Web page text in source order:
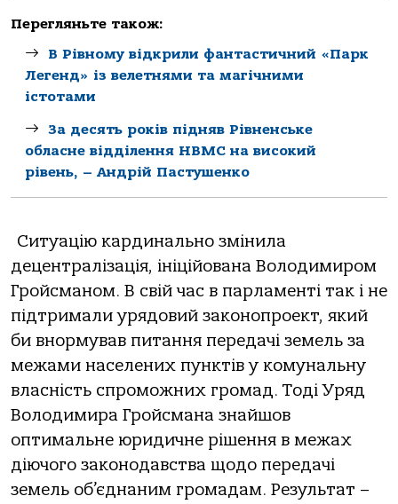
Перегляньте також:
В Рівному відкрили фантастичний «Парк
Легенд» із велетнями та магічними
істотами
За десять років підняв Рівненське
обласне відділення НВМС на високий
рівень, – Андрій Пастушенко
Ситуацію кардинально змінила
децентралізація, ініційована Володимиром
Гройсманом. В свій час в парламенті так і не
підтримали урядовий законопроект, який
би внормував питання передачі земель за
межами населених пунктів у комунальну
власність спроможних громад. Тоді Уряд
Володимира Гройсмана знайшов
оптимальне юридичне рішення в межах
діючого законодавства щодо передачі
земель об’єднаним громадам. Результат –